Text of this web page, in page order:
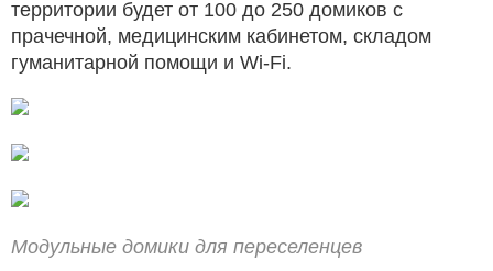
территории будет от 100 до 250 домиков с
прачечной, медицинским кабинетом, складом
гуманитарной помощи и Wi-Fi.
Модульные домики для переселенцев